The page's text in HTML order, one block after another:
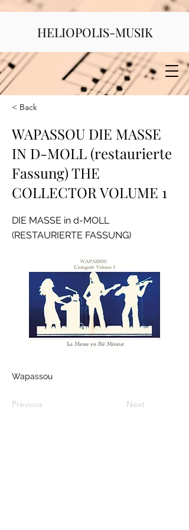
HELIOPOLIS-MUSIK
< Back
WAPASSOU DIE MASSE
IN D-MOLL (restaurierte
Fassung) THE
COLLECTOR VOLUME 1
DIE MASSE in d-MOLL
(RESTAURIERTE FASSUNG)
Wapassou
Previous Next